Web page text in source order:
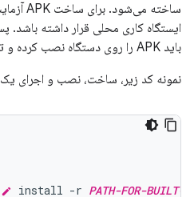
باید APK را روی دستگاه نصب کرده و تست را اجرا کند.
نمونه کد زیر، ساخت، نصب و اجرای یک APK آزمایشی را نشان می‌دهد.
install -r PATH-FOR-BUILT-